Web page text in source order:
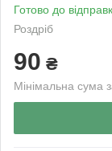
Готово до
Роздріб
90 ₴
Мінімальна сума